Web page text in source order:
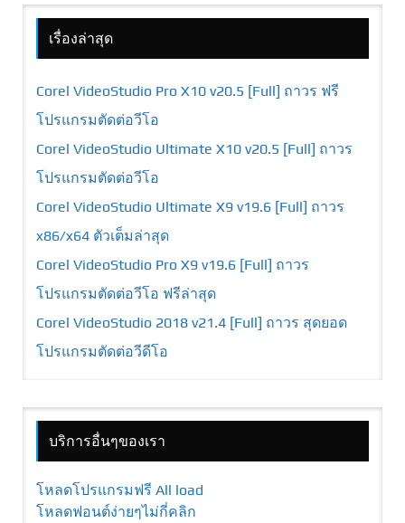
เรื่องล่าสุด
Corel VideoStudio Pro X10 v20.5 [Full] ถาวร ฟรี
โปรแกรมตัดต่อวีโอ
Corel VideoStudio Ultimate X10 v20.5 [Full] ถาวร
โปรแกรมตัดต่อวีโอ
Corel VideoStudio Ultimate X9 v19.6 [Full] ถาวร
x86/x64 ตัวเต็มล่าสุด
Corel VideoStudio Pro X9 v19.6 [Full] ถาวร
โปรแกรมตัดต่อวีโอ ฟรีล่าสุด
Corel VideoStudio 2018 v21.4 [Full] ถาวร สุดยอด
โปรแกรมตัดต่อวีดีโอ
บริการอื่นๆของเรา
โหลดโปรแกรมฟรี All load
โหลดฟอนต์ง่ายๆไม่กี่คลิก